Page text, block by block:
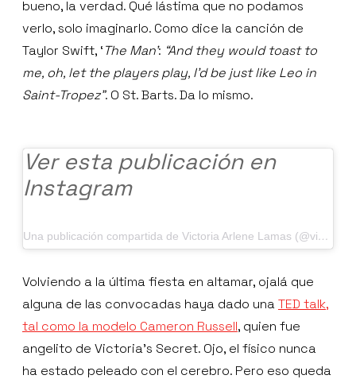
bueno, la verdad. Qué lástima que no podamos
verlo, solo imaginarlo. Como dice la canción de
Taylor Swift, ‘The Man’: “And they would toast to
me, oh, let the players play, I’d be just like Leo in
Saint-Tropez”. O St. Barts. Da lo mismo.
Ver esta publicación en
Instagram
Una publicación compartida de Victoria Arlene Lamas (@victoriaalamas)
Volviendo a la última fiesta en altamar, ojalá que
alguna de las convocadas haya dado unaTED talk,
tal como la modelo Cameron Russell, quien fue
angelito de Victoria’s Secret. Ojo, el físico nunca
ha estado peleado con el cerebro. Pero eso queda